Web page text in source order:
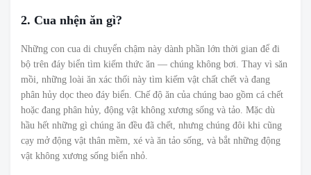
2. Cua nhện ăn gì?
Những con cua di chuyển chậm này dành phần lớn thời gian để đi
bộ trên đáy biển tìm kiếm thức ăn — chúng không bơi. Thay vì săn
mồi, những loài ăn xác thối này tìm kiếm vật chất chết và đang
phân hủy dọc theo đáy biển. Chế độ ăn của chúng bao gồm cá chết
hoặc đang phân hủy, động vật không xương sống và tảo. Mặc dù
hầu hết những gì chúng ăn đều đã chết, nhưng chúng đôi khi cũng
cạy mở động vật thân mềm, xé và ăn tảo sống, và bắt những động
vật không xương sống biển nhỏ.